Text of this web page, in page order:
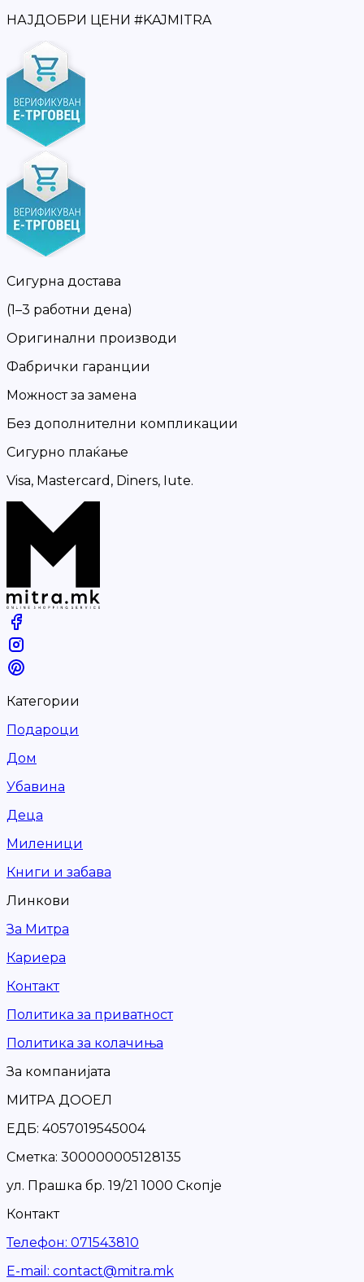
НАЈДОБРИ ЦЕНИ #KAJMITRA
Сигурна достава
(1–3 работни дена)
Оригинални производи
Фабрички гаранции
Можност за замена
Без дополнителни компликации
Сигурно плаќање
Visa, Mastercard, Diners, Iute.
Категории
Подароци
Дом
Убавина
Деца
Миленици
Книги и забава
Линкови
За Митра
Кариера
Контакт
Политика за приватност
Политика за колачиња
За компанијата
МИТРА ДООЕЛ
ЕДБ: 4057019545004
Сметка: 300000005128135
ул. Прашка бр. 19/21 1000 Скопје
Контакт
Телефон: 071543810
Е-mail : contact@mitra.mk